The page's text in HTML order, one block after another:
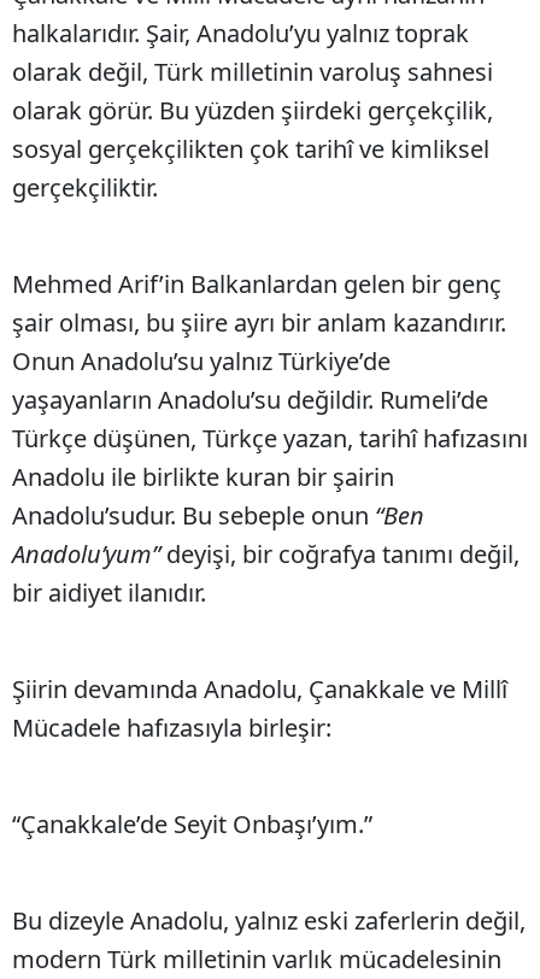
halkalarıdır. Şair, Anadolu’yu yalnız toprak
olarak değil, Türk milletinin varoluş sahnesi
olarak görür. Bu yüzden şiirdeki gerçekçilik,
sosyal gerçekçilikten çok tarihî ve kimliksel
gerçekçiliktir.
Mehmed Arif’in Balkanlardan gelen bir genç
şair olması, bu şiire ayrı bir anlam kazandırır.
Onun Anadolu’su yalnız Türkiye’de
yaşayanların Anadolu’su değildir. Rumeli’de
Türkçe düşünen, Türkçe yazan, tarihî hafızasını
Anadolu ile birlikte kuran bir şairin
Anadolu’sudur. Bu sebeple onun “Ben
Anadolu’yum”deyişi, bir coğrafya tanımı değil,
bir aidiyet ilanıdır.
Şiirin devamında Anadolu, Çanakkale ve Millî
Mücadele hafızasıyla birleşir:
“Çanakkale’de Seyit Onbaşı’yım.”
Bu dizeyle Anadolu, yalnız eski zaferlerin değil,
modern Türk milletinin varlık mücadelesinin